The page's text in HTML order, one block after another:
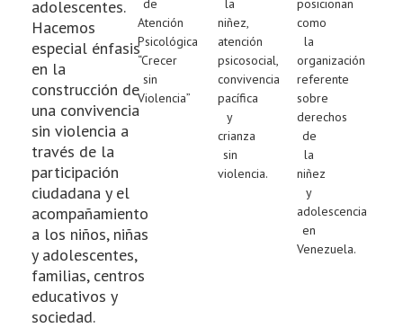
adolescentes.
Hacemos
especial énfasis
en la
construcción de
una convivencia
sin violencia a
través de la
participación
ciudadana y el
acompañamiento
a los niños, niñas
y adolescentes,
familias, centros
educativos y
sociedad.
7
8
9
96
8
6
7
8
9
de
Atención
Psicológica
“Crecer
sin
Violencia”
8
9
7
8
9
7
6
7
8
9
la
niñez,
atención
psicosocial,
convivencia
pacífica
y
crianza
sin
violencia.
7
8
9
8
97
8
7
posicionan
como
la
organización
referente
sobre
derechos
de
la
niñez
y
adolescencia
en
Venezuela.